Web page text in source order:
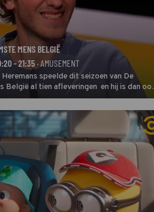
MENS BELGIË
- 21:35 · AMUSEMENT
speelde dit seizoen van De
België al tien afleveringen en hij is dan ook
in deze seizoensfinale. En er is
inbreng, want komiek Soundos El Ahmadi
aan de jurytafel.